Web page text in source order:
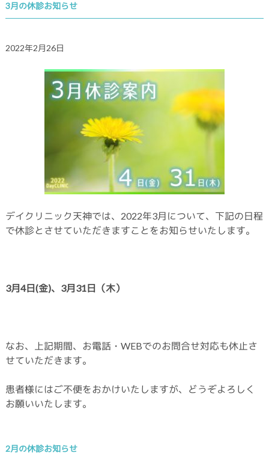
3月の休診お知らせ
2022年2月26日
デイクリニック天神では、2022年3月について、下記の日程
で休診とさせていただきますことをお知らせいたします。
3月4日(金)、3月31日（木）
なお、上記期間、お電話・WEBでのお問合せ対応も休止さ
せていただきます。
患者様にはご不便をおかけいたしますが、どうぞよろしく
お願いいたします。
2月の休診お知らせ